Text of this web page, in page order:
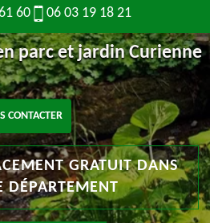
60 06 03 19 18 21
parc et jardin Curienne
CONTACTER
GRATUIT DANS
DÉPARTEMENT